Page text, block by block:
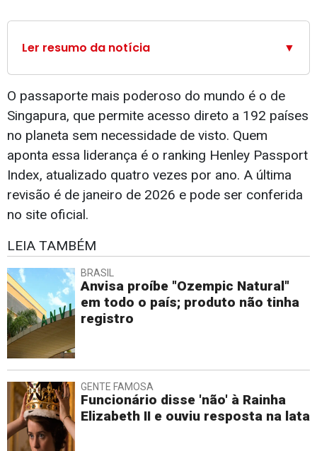
Ler resumo da notícia ▼
O passaporte mais poderoso do mundo é o de
Singapura, que permite acesso direto a 192 países
no planeta sem necessidade de visto. Quem
aponta essa liderança é o ranking Henley Passport
Index, atualizado quatro vezes por ano. A última
revisão é de janeiro de 2026 e pode ser conferida
no site oficial.
LEIA TAMBÉM
BRASIL
Anvisa proíbe "Ozempic Natural"
em todo o país; produto não tinha
registro
GENTE FAMOSA
Funcionário disse 'não' à Rainha
Elizabeth II e ouviu resposta na lata